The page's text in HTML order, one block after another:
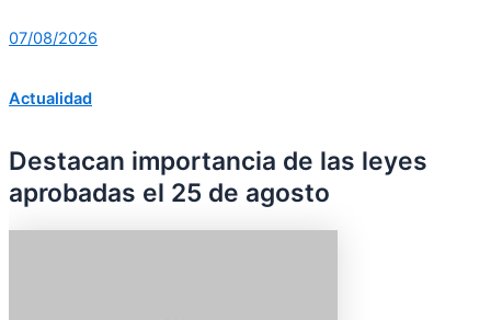
07/08/2026
Actualidad
Destacan importancia de las leyes
aprobadas el 25 de agosto